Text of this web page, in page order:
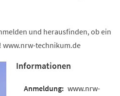
und herausfinden, ob ein
www.nrw-technikum.de
Informationen
www.nrw-